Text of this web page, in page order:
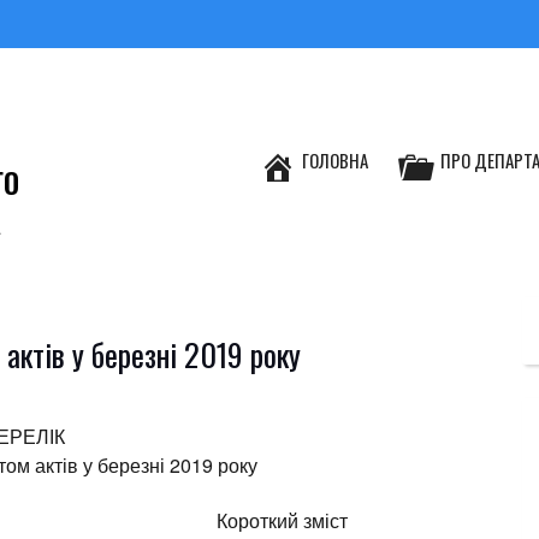
ГОЛОВНА ПРО
у березні 2019 року
актів у березні 2019 року
Короткий зміст